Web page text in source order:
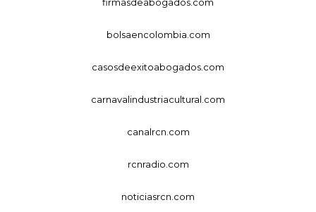
bolsaencolombia.com
casosdeexitoabogados.com
carnavalindustriacultural.com
canalrcn.com
rcnradio.com
noticiasrcn.com